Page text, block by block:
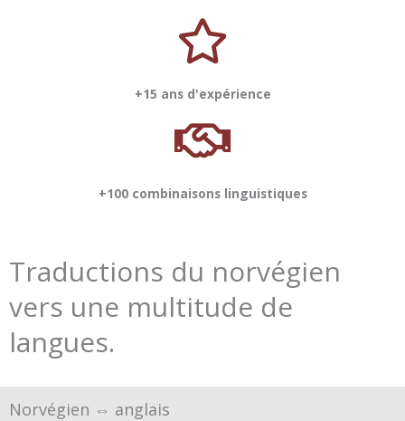
+15 ans d'expérience
+100 combinaisons linguistiques
Traductions du norvégien
vers une multitude de
langues.
Norvégien ⇔ anglais